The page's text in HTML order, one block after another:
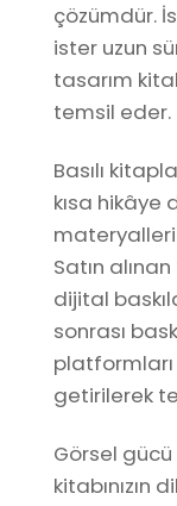
çözümdür.
ister uzun
tasarım
temsil eder.
Basılı
kısa hikâye
materyalleri
Satın
dijital
sonrası
getirilerek
Görsel
kitabınızın